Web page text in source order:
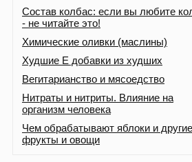
Состав колбас: если вы любите
- не читайте это!
Химические оливки (маслины)
Худшие Е добавки из худших
Вегитарианство и мясоедство
Нитраты и нитриты. Влияние на
организм человека
Чем обрабатывают яблоки и другие
фрукты и овощи